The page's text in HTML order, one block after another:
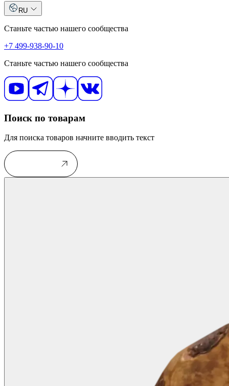
RU
Станьте частью нашего сообщества
+7 499-938-90-10
Станьте частью нашего сообщества
Поиск по товарам
Для поиска товаров начните вводить текст